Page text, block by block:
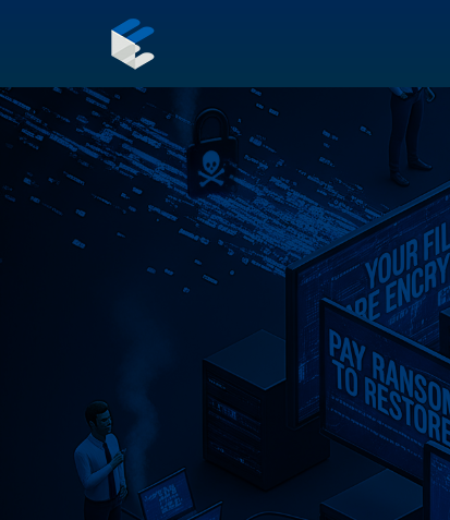
ス
キ
プ
Post
navigation